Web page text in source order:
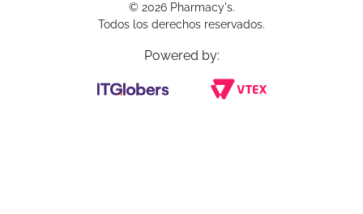
© 2026 Pharmacy's.
Todos los derechos reservados.
Powered by: